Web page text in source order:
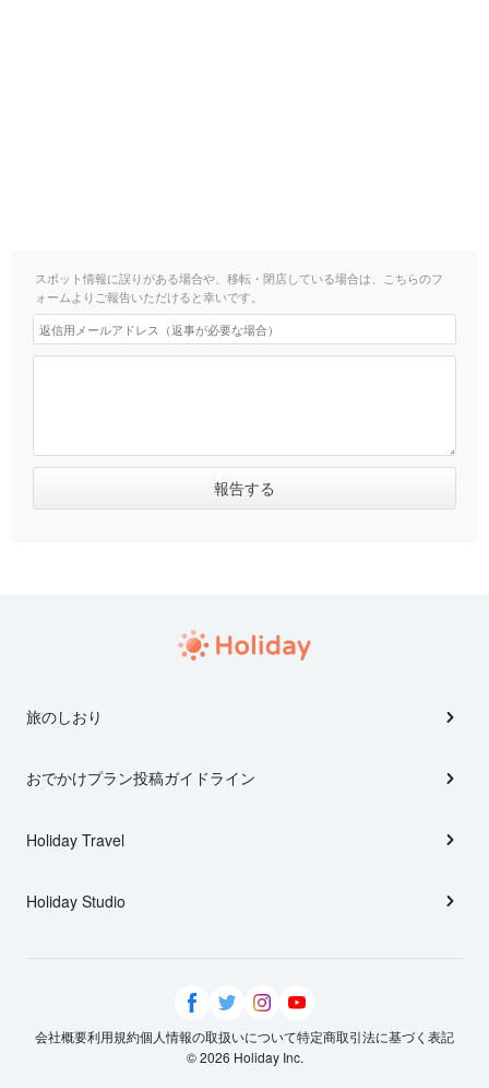
スポット情報に誤りがある場合や、移転・閉店している場合は、こちらのフ
ォームよりご報告いただけると幸いです。
旅のしおり
おでかけプラン投稿ガイドライン
Holiday Travel
Holiday Studio
会社概要利用規約個人情報の取扱いについて特定商取引法に基づく表記
© 2026 Holiday Inc.